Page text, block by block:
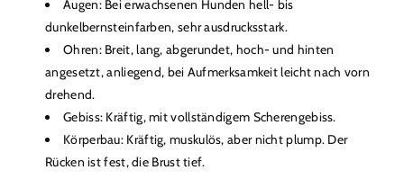
Augen: Bei erwachsenen Hunden hell- bis
dunkelbernsteinfarben, sehr ausdrucksstark.
Ohren: Breit, lang, abgerundet, hoch- und hinten
angesetzt, anliegend, bei Aufmerksamkeit leicht nach vorn
drehend.
Gebiss: Kräftig, mit vollständigem Scherengebiss.
Körperbau: Kräftig, muskulös, aber nicht plump. Der
Rücken ist fest, die Brust tief.